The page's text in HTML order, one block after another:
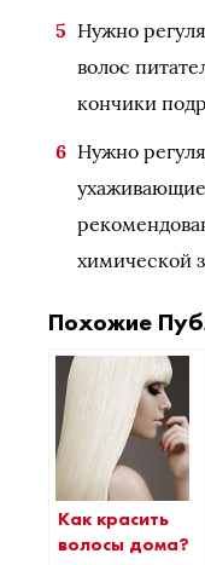
Нужно
волос
кончики
Нужно
химической
Похожие
Как красить
волосы дома?